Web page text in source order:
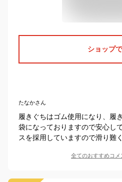
ショップ
たなかさん
履きぐちはゴム使用になり、履
袋になっておりますので安心し
スを採用していますので滑り難
全てのおすすめコメ